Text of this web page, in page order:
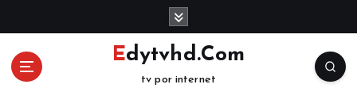
Edytvhd.Com
tv por internet